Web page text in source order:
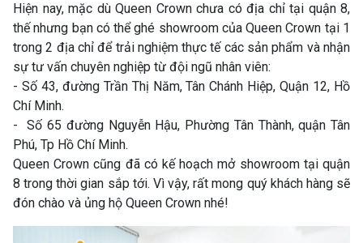
Hiện nay, mặc dù Queen Crown chưa có địa chỉ tại quận 8,
thế nhưng bạn có thể ghé showroom của Queen Crown tại 1
trong 2 địa chỉ để trải nghiệm thực tế các sản phẩm và nhận
sự tư vấn chuyên nghiệp từ đội ngũ nhân viên:
- Số 43, đường Trần Thị Năm, Tân Chánh Hiệp, Quận 12, Hồ
Chí Minh.
- Số 65 đường Nguyễn Hậu, Phường Tân Thành, quận Tân
Phú, Tp Hồ Chí Minh.
Queen Crown cũng đã có kế hoạch mở showroom tại quận
8 trong thời gian sắp tới. Vì vậy, rất mong quý khách hàng sẽ
đón chào và ủng hộ Queen Crown nhé!